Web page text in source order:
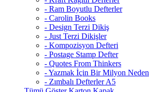
- Ram Boyutlu Defterler
- Carolin Books
- Design Terzi Dikiş
- Just Terzi Dikişler
- Kompozisyon Defteri
- Postage Stamp Defter
- Quotes From Thinkers
- Yazmak İçin Bir Milyon Neden
- Zımbalı Defterler A5